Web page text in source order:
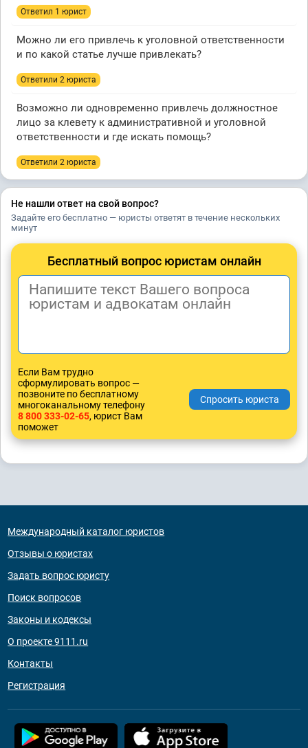
Ответил 1 юрист
Можно ли его привлечь к уголовной ответственности
и по какой статье лучше привлекать?
Ответили 2 юристa
Возможно ли одновременно привлечь должностное
лицо за клевету к административной и уголовной
ответственности и где искать помощь?
Ответили 2 юристa
Не нашли ответ на свой вопрос?
Задайте его бесплатно — юристы ответят в течение нескольких
минут
Бесплатный вопрос юристам онлайн
Если Вам трудно
сформулировать вопрос —
позвоните по бесплатному
многоканальному телефону
8 800 333-02-65, юрист Вам
поможет
Международный каталог юристов
Отзывы о юристах
Задать вопрос юристу
Поиск вопросов
Законы и кодексы
О проекте 9111.ru
Контакты
Регистрация